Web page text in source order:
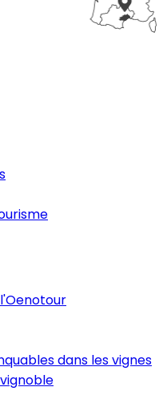
dans les vignes